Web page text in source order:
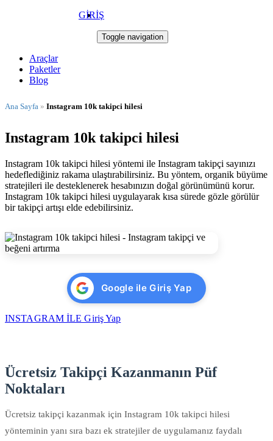
GİRİŞ
Toggle navigation
Araçlar
Paketler
Blog
Ana Sayfa » Instagram 10k takipci hilesi
Instagram 10k takipci hilesi
Instagram 10k takipci hilesi yöntemi ile Instagram takipçi sayınızı
hedeflediğiniz rakama ulaştırabilirsiniz. Bu yöntem, organik büyüme
stratejileri ile desteklenerek hesabınızın doğal görünümünü korur.
Instagram 10k takipci hilesi uygulayarak kısa sürede gözle görülür
bir takipçi artışı elde edebilirsiniz.
Google ile Giriş Yap
INSTAGRAM İLE Giriş Yap
Ücretsiz Takipçi Kazanmanın Püf
Noktaları
Ücretsiz takipçi kazanmak için Instagram 10k takipci hilesi
yönteminin yanı sıra bazı ek stratejiler de uygulamanız faydalı